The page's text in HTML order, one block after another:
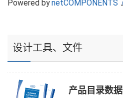
Powered bynetCOMPONENTS
设计工具、文件
产品目录数据